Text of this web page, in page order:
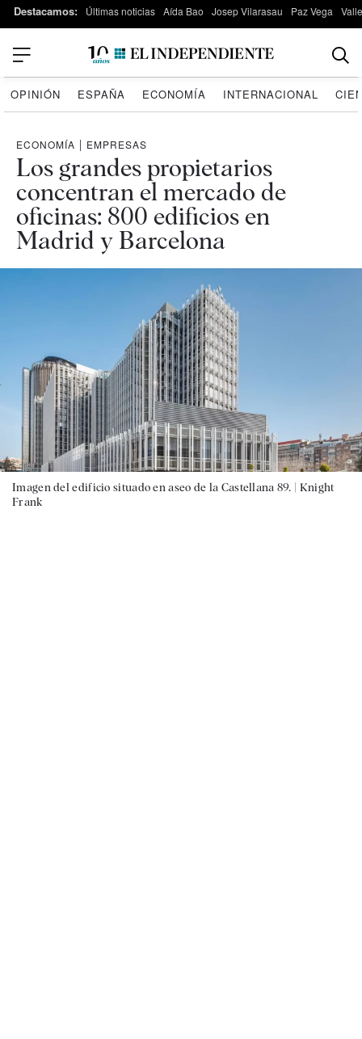
Destacamos: Últimas noticias Aída Bao Josep Vilarasau Paz Vega
OPINIÓN ESPAÑA ECONOMÍA INTERNACIONAL
ECONOMÍA | EMPRESAS
Los grandes propietarios
concentran el mercado de
oficinas: 800 edificios en
Madrid y Barcelona
Imagen del edificio situado en aseo de la Castellana 89. | Knight
Frank